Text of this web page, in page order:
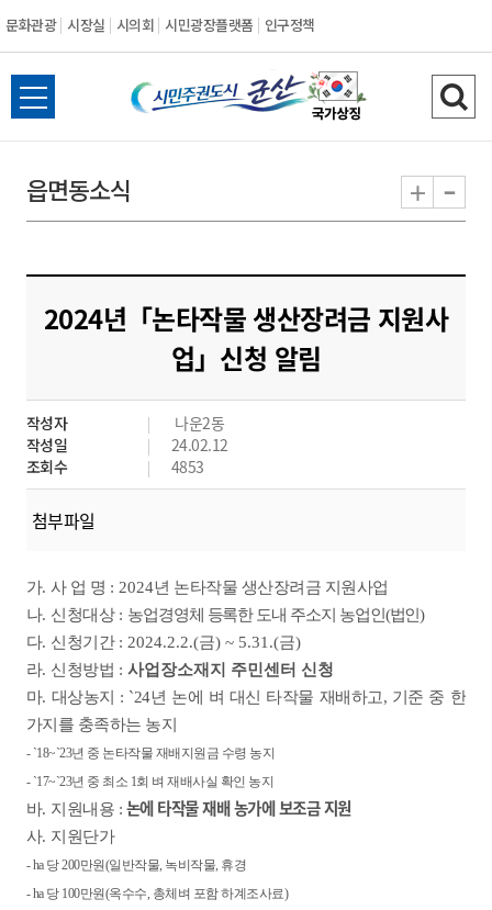
문화관광 시장실 시의회 시민광장플랫폼 인구정책
시
민
도
시
군
산
전
체
뉴
열
검
색
기
읍면동소식 + -
2024년「논타작물 생산장려금 지원사
업」신청 알림
작성자
나운2동
작성일
24.02.12
조회수
4853
첨부파일
가.사 업 명 : 2024년 논타작물 생산장려금 지원사업
나. 신청대상 : 농업경영체 등록한 도내 주소지 농업인(법인)
다. 신청기간 : 2024.2.2.(금) ~ 5.31.(금)
라. 신청방법 : 사업장소재지 주민센터 신청
마. 대상농지 : `24년 논에 벼 대신 타작물 재배하고, 기준 중 한
가지를 충족하는 농지
- `18~`23년 중 논타작물 재배지원금 수령 농지
- `17~`23년 중 최소 1회 벼 재배사실 확인 농지
바. 지원내용 : 논에 타작물 재배 농가에 보조금 지원
사. 지원단가
- ha 당 200만원(일반작물, 녹비작물, 휴경
- ha 당 100만원(옥수수, 총체벼 포함 하계조사료)